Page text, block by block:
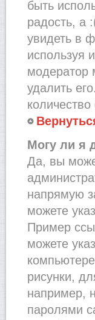
быть
радость, а
увидеть в
используя
модератор
удалить
Могу ли я
Да, вы
напрямую
можете
Пример
можете
рисунки,
например,
паролями